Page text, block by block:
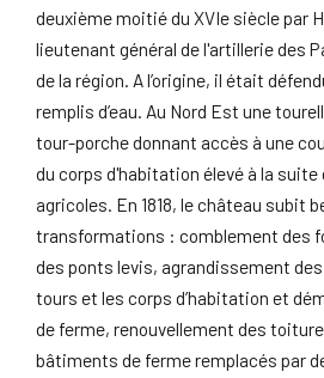
deuxième moitié du XVIe siècle par
lieutenant général de l'artillerie des
de la région. A l’origine, il était
remplis d’eau. Au Nord Est une
tour-porche donnant accès à une
du corps d'habitation élevé à la
agricoles. En 1818, le château subit
transformations : comblement des
des ponts levis, agrandissement
tours et les corps d’habitation et
de ferme, renouvellement des
bâtiments de ferme remplacés par